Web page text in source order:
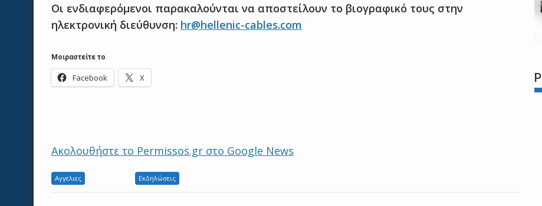
Οι ενδιαφερόμενοι παρακαλούνται να αποστείλουν το βιογραφικό τους στην
ηλεκτρονική διεύθυνση: hr@hellenic-cables.com
Μοιραστείτε το
Facebook X
Ακολουθήστε το Permissos.gr στο Google News
Αγγελιες Εκδηλώσεις